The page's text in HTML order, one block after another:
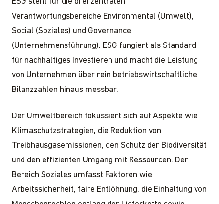
Verantwortungsbereiche Environmental (Umwelt),
Social (Soziales) und Governance
(Unternehmensführung). ESG fungiert als Standard
für nachhaltiges Investieren und macht die Leistung
von Unternehmen über rein betriebswirtschaftliche
Bilanzzahlen hinaus messbar.
Der Umweltbereich fokussiert sich auf Aspekte wie
Klimaschutzstrategien, die Reduktion von
Treibhausgasemissionen, den Schutz der Biodiversität
und den effizienten Umgang mit Ressourcen. Der
Bereich Soziales umfasst Faktoren wie
Arbeitssicherheit, faire Entlöhnung, die Einhaltung von